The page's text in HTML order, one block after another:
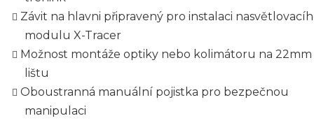
Závit na hlavni připravený pro instalaci
modulu X-Tracer
Možnost montáže optiky nebo kolimátoru na 22mm
lištu
Oboustranná manuální pojistka pro bezpečnou
manipulaci